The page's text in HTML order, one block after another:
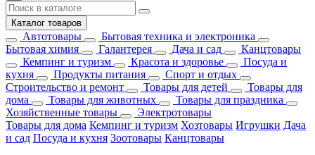
Каталог товаров
Автотовары
Бытовая техника и электроника
Бытовая химия
Галантерея Дача и сад
Канцтовары
Кемпинг и туризм
Красота и здоровье
Посуда и
кухня
Продукты питания
Спорт и отдых
Строительство и ремонт
Товары для детей
Товары для
дома
Товары для животных
Товары для праздника
Хозяйственные товары
Электротовары
Товары для дома Кемпинг и туризм Хозтовары Игрушки Дача
и сад Посуда и кухня Зоотовары Канцтовары